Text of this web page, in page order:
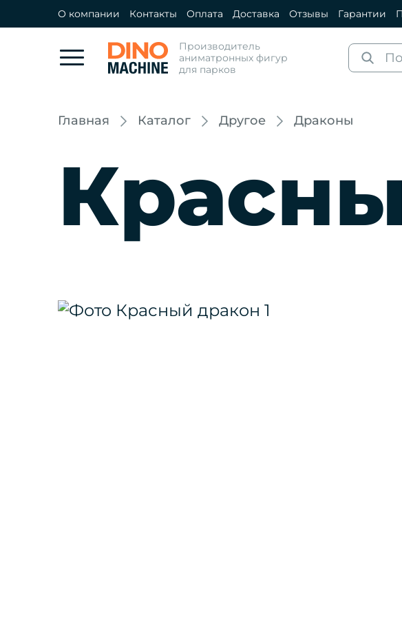
О компании Контакты Оплата Доставка Отзывы Гарантии
Производитель
аниматронных фигур
для парков
Главная Каталог Другое Драконы